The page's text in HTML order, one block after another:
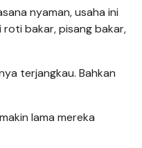
nyaman, usaha ini
roti bakar, pisang bakar,
terjangkau. Bahkan
lama mereka